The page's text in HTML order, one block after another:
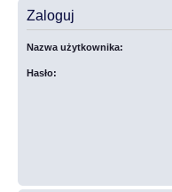
Zaloguj
Nazwa użytkownika:
Hasło: